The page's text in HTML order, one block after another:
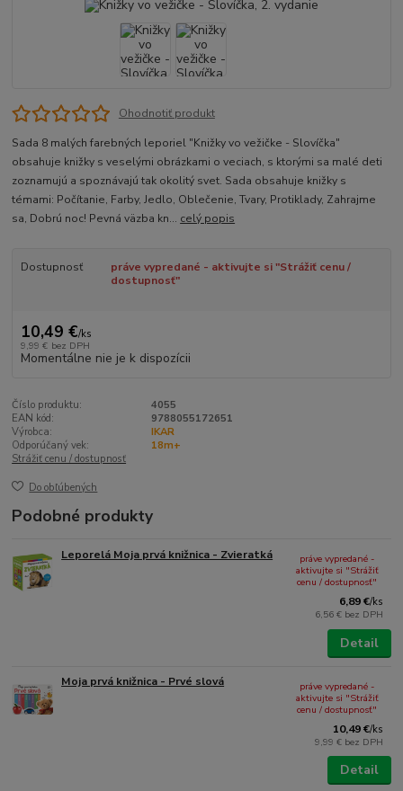
Ohodnotiť produkt
Sada 8 malých farebných leporiel "Knižky vo vežičke - Slovíčka"
obsahuje knižky s veselými obrázkami o veciach, s ktorými sa malé deti
zoznamujú a spoznávajú tak okolitý svet. Sada obsahuje knižky s
témami: Počítanie, Farby, Jedlo, Oblečenie, Tvary, Protiklady, Zahrajme
sa, Dobrú noc! Pevná väzba kn... celý popis
Dostupnosť
práve vypredané - aktivujte si "Strážiť cenu /
dostupnosť"
10,49 €/ks
9,99 € bez DPH
Momentálne nie je k dispozícii
Číslo produktu:
4055
EAN kód:
9788055172651
Výrobca:
IKAR
Odporúčaný vek:
18m+
Strážiť cenu / dostupnosť
Do obľúbených
Podobné produkty
Leporelá Moja prvá knižnica - Zvieratká
6,89 €/ks
6,56 € bez DPH
práve vypredané -
aktivujte si "Strážiť
cenu / dostupnosť"
Detail
Moja prvá knižnica - Prvé slová
10,49 €/ks
9,99 € bez DPH
práve vypredané -
aktivujte si "Strážiť
cenu / dostupnosť"
Detail